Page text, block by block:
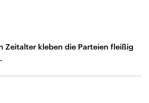
Zeitalter kleben die Parteien fleißig